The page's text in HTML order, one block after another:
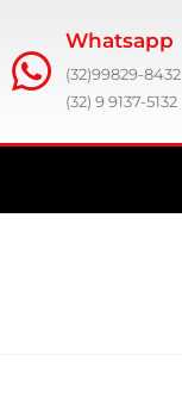
Whatsapp
(32)99829-8432
(32) 9 9137-5132